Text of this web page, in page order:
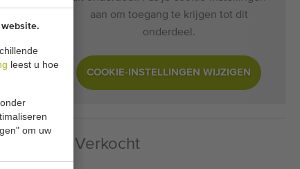
leest u hoe
om uw
aan om toegang te krijgen tot dit
onderdeel.
COOKIE-INSTELLINGEN WIJZIGEN
Verkocht